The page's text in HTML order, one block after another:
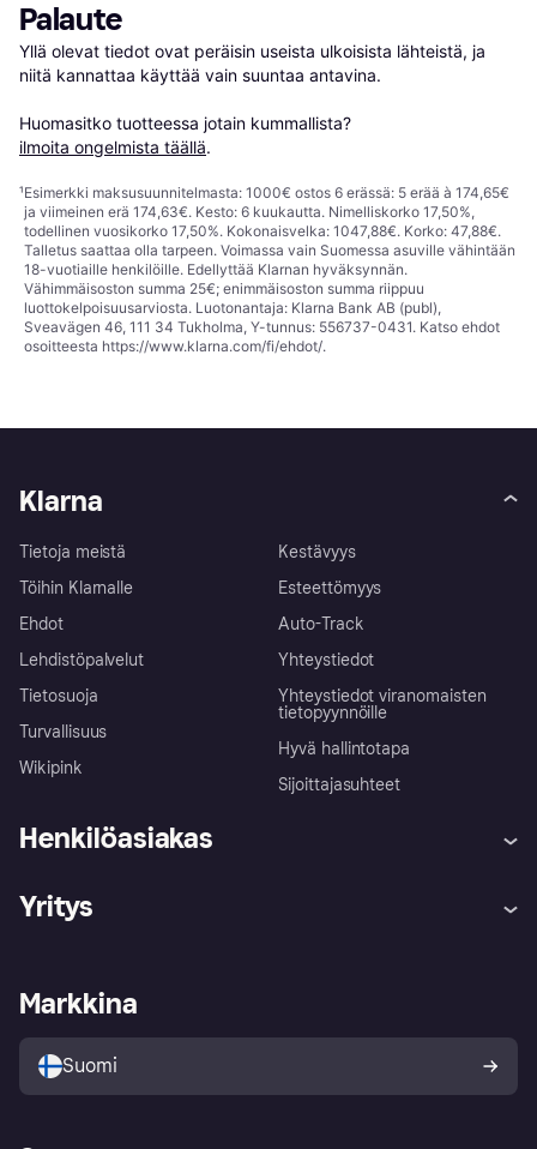
Palaute
Yllä olevat tiedot ovat peräisin useista ulkoisista lähteistä, ja
niitä kannattaa käyttää vain suuntaa antavina.
Huomasitko tuotteessa jotain kummallista?
ilmoita ongelmista täällä.
¹Esimerkki maksusuunnitelmasta: 1000€ ostos 6 erässä: 5 erää à 174,65€
ja viimeinen erä 174,63€. Kesto: 6 kuukautta. Nimelliskorko 17,50%,
todellinen vuosikorko 17,50%. Kokonaisvelka: 1047,88€. Korko: 47,88€.
Talletus saattaa olla tarpeen. Voimassa vain Suomessa asuville vähintään
18-vuotiaille henkilöille. Edellyttää Klarnan hyväksynnän.
Vähimmäisoston summa 25€; enimmäisoston summa riippuu
luottokelpoisuusarviosta. Luotonantaja: Klarna Bank AB (publ),
Sveavägen 46, 111 34 Tukholma, Y-tunnus: 556737-0431. Katso ehdot
osoitteesta https://www.klarna.com/fi/ehdot/.
Klarna
Tietoja meistä
Töihin Klarnalle
Ehdot
Lehdistöpalvelut
Tietosuoja
Turvallisuus
Wikipink
Kestävyys
Esteettömyys
Auto-Track
Yhteystiedot
Yhteystiedot viranomaisten
tietopyynnöille
Hyvä hallintotapa
Sijoittajasuhteet
Henkilöasiakas
Ohje
Kirjaudu sisään
Tutustu kauppoihin
Ostajan turva
Yritys
Kirjaudu sisään yrityksenä
Markkina
Suomi